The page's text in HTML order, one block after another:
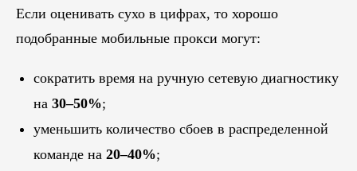
Если оценивать сухо в цифрах, то хорошо
подобранные мобильные прокси могут:
сократить время на ручную сетевую диагностику
на 30–50%;
уменьшить количество сбоев в распределенной
команде на 20–40%;